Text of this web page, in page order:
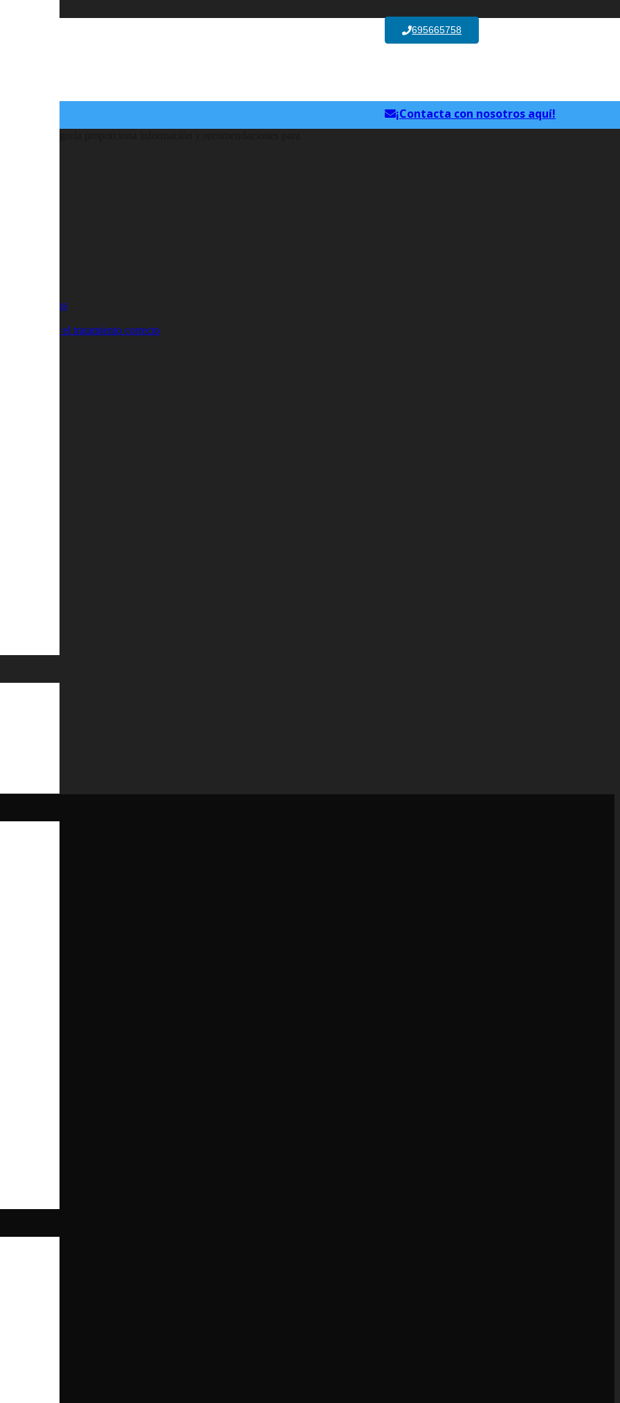
695665758
¡Contacta con nosotros aquí!
productos y tratamientos diseñados para mantener la piel sana,
hasta el uso de productos especializados para abordar
esta categoría proporciona información y recomendaciones para
Casa!
de párpados
para elegir el tratamiento correcto